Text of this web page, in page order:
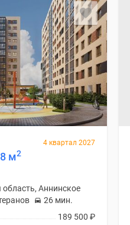
4 квартал 2027
м2
область, Аннинское
26 мин.
189 500 ₽